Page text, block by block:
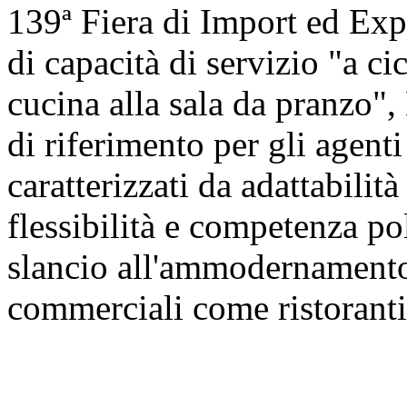
139ª Fiera di Import ed
di capacità di servizio "a
cucina alla sala da
di riferimento per gli
caratterizzati da
flessibilità e competenza
slancio
commerciali come